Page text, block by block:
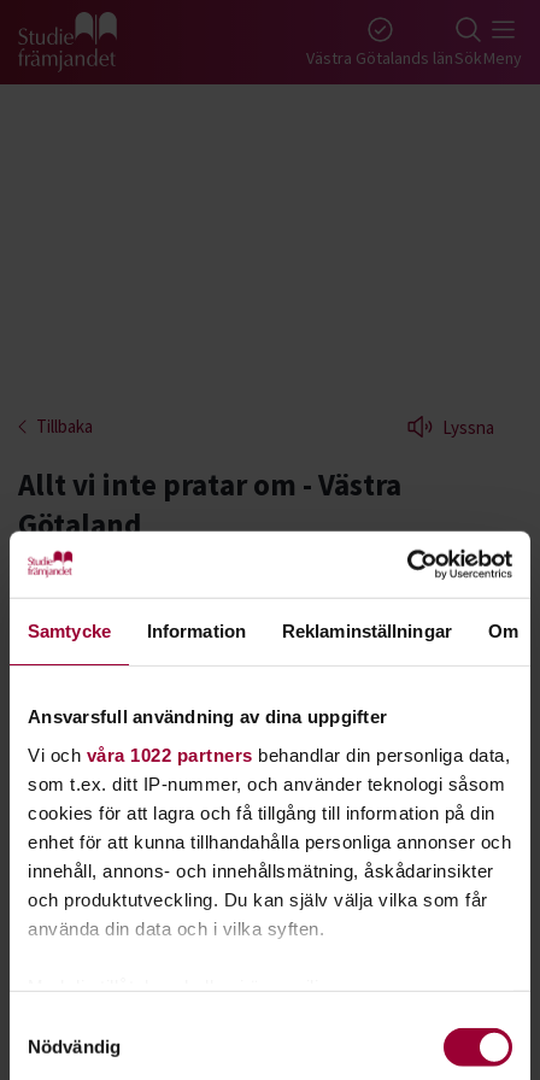
Samtycke Information Reklaminställningar Om
Ansvarsfull användning av dina uppgifter
Vi och våra 1022 partners behandlar din personliga data,
som t.ex. ditt IP-nummer, och använder teknologi såsom
cookies för att lagra och få tillgång till information på din
enhet för att kunna tillhandahålla personliga annonser och
innehåll, annons- och innehållsmätning, åskådarinsikter
och produktutveckling. Du kan själv välja vilka som får
använda din data och i vilka syften.
som kan ha en noggrannhet på upp till flera meter
Nödvändig
Gå till studiefrämjandets startsida Västra Götalands länSökMeny
Tillbaka Lyssna
Allt vi inte pratar om - Västra
Götaland
Vad skulle du prata om, om ingen dömde dig?
Studieplanen Allt vi inte pratar om vänder sig till
män som vill diskutera mansrollen. Både den
egna och hur vår syn på manlighet påverkar
samhället.
I boken och podden Allt vi inte pratar om samtalar kända och
okända män om kärlek, sex, skörhet, ego, flyktvägar och
vänskap. De innehåller personliga berättelser från bland
andra programledaren Kodjo Akolor, världsmästaren i
thaiboxning Sanny Dahlbeck och politikern Philip Botström.
Samtal som kan inspirera dig och dina vänner till att prata
killmiddagar och ha en studiecirkel utifrån vår studieplan.
Allt vi inte pratar om är en satsning från Make Equal i
samarbete med Studiefrämjandet, IOGT-NTO, Acast,